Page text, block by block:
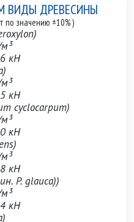
ВИДЫ ДРЕВЕСИНЫ
по значению ±10% )
кН
кН
cyclocarpum)
кН
кН
P. glauca))
кН